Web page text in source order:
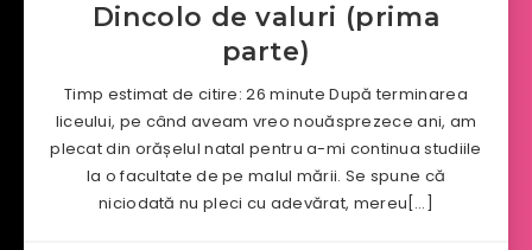
Dincolo de valuri (prima
parte)
Timp estimat de citire: 26 minute După terminarea
liceului, pe când aveam vreo nouăsprezece ani, am
plecat din orășelul natal pentru a-mi continua studiile
la o facultate de pe malul mării. Se spune că
niciodată nu pleci cu adevărat, mereu[…]